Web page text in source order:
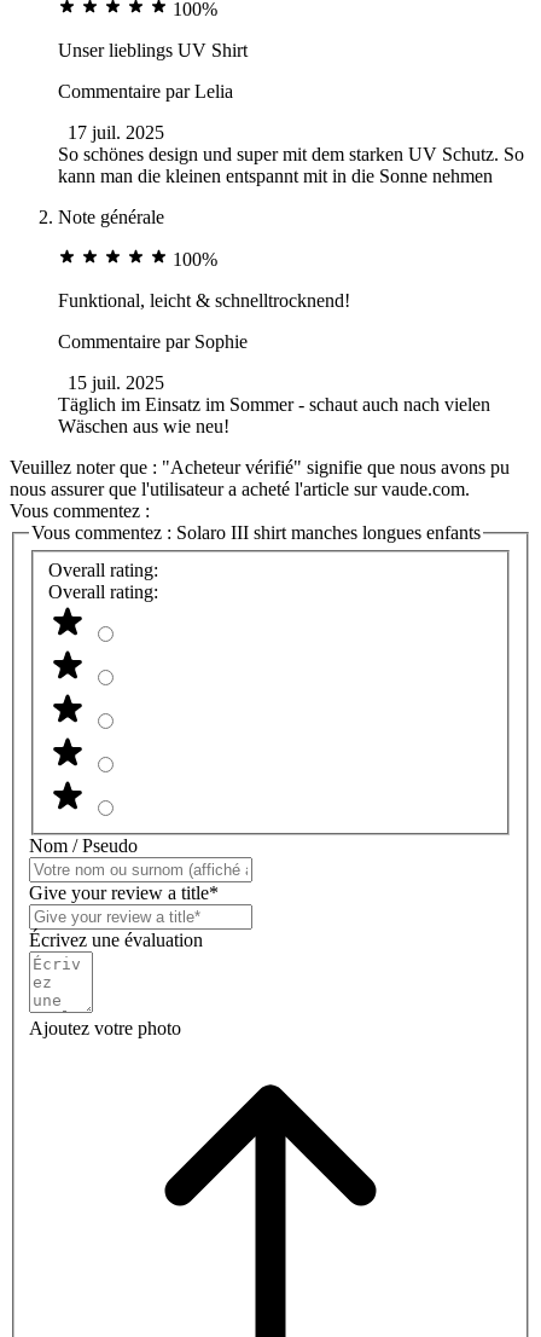
100%
Unser lieblings UV Shirt
Commentaire parLelia
17 juil. 2025
So schönes design und super mit dem starken UV Schutz. So
kann man die kleinen entspannt mit in die Sonne nehmen
Note générale
100%
Funktional, leicht & schnelltrocknend!
Commentaire par Sophie
15 juil. 2025
Täglich im Einsatz im Sommer - schaut auch nach vielen
Wäschen aus wie neu!
Veuillez noter que : "Acheteur vérifié" signifie que nous avons pu
nous assurer que l'utilisateur a acheté l'article sur vaude.com.
Vous commentez :
Vous commentez : Solaro III shirt manches longues enfants
Overall rating:
Overall rating:
Nom / Pseudo
Give your review a title*
Écrivez une évaluation
Ajoutez votre photo